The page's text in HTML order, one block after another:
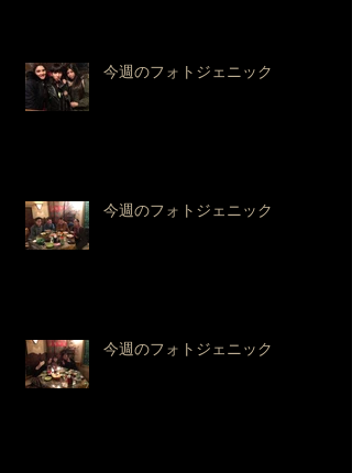
今週のフォトジェニック
今週のフォトジェニック
今週のフォトジェニック